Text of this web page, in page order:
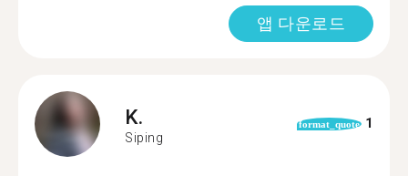
앱 다운로드
K.
Siping
format_quote 1